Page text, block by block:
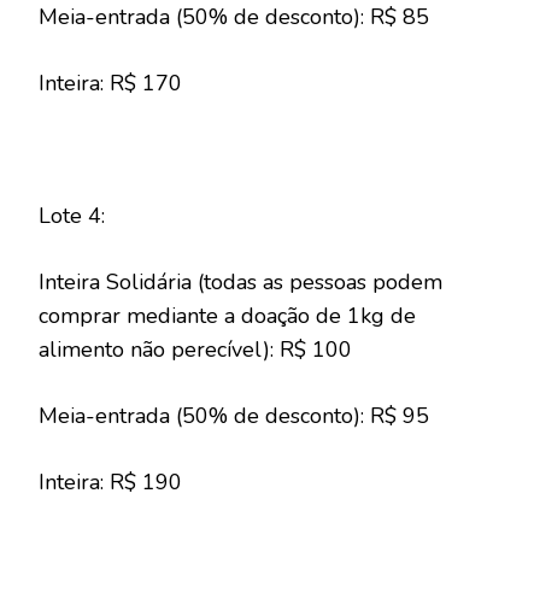
Meia-entrada (50% de desconto): R$ 85
Inteira: R$ 170
Lote 4:
Inteira Solidária (todas as pessoas podem
comprar mediante a doação de 1kg de
alimento não perecível): R$ 100
Meia-entrada (50% de desconto): R$ 95
Inteira: R$ 190